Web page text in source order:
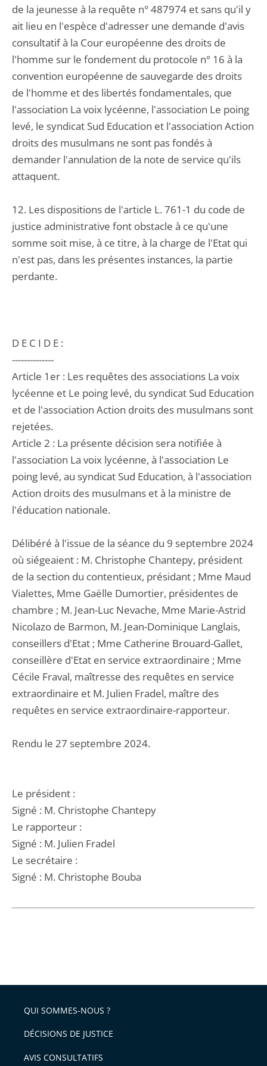
de la jeunesse à la requête n° 487974 et sans qu'il y
ait lieu en l'espèce d'adresser une demande d'avis
consultatif à la Cour européenne des droits de
l'homme sur le fondement du protocole n° 16 à la
convention européenne de sauvegarde des droits
de l'homme et des libertés fondamentales, que
l'association La voix lycéenne, l'association Le poing
levé, le syndicat Sud Education et l'association Action
droits des musulmans ne sont pas fondés à
demander l'annulation de la note de service qu'ils
attaquent.
12. Les dispositions de l'article L. 761-1 du code de
justice administrative font obstacle à ce qu'une
somme soit mise, à ce titre, à la charge de l'Etat qui
n'est pas, dans les présentes instances, la partie
perdante.
D E C I D E :
--------------
Article 1er : Les requêtes des associations La voix
lycéenne et Le poing levé, du syndicat Sud Education
et de l'association Action droits des musulmans sont
rejetées.
Article 2 : La présente décision sera notifiée à
l'association La voix lycéenne, à l'association Le
poing levé, au syndicat Sud Education, à l'association
Action droits des musulmans et à la ministre de
l'éducation nationale.
Délibéré à l'issue de la séance du 9 septembre 2024
où siégeaient : M. Christophe Chantepy, président
de la section du contentieux, présidant ; Mme Maud
Vialettes, Mme Gaëlle Dumortier, présidentes de
chambre ; M. Jean-Luc Nevache, Mme Marie-Astrid
Nicolazo de Barmon, M. Jean-Dominique Langlais,
conseillers d'Etat ; Mme Catherine Brouard-Gallet,
conseillère d'Etat en service extraordinaire ; Mme
Cécile Fraval, maîtresse des requêtes en service
extraordinaire et M. Julien Fradel, maître des
requêtes en service extraordinaire-rapporteur.
Rendu le 27 septembre 2024.
Le président :
Signé : M. Christophe Chantepy
Le rapporteur :
Signé : M. Julien Fradel
Le secrétaire :
Signé : M. Christophe Bouba
QUI SOMMES-NOUS ?
DÉCISIONS DE JUSTICE
AVIS CONSULTATIFS